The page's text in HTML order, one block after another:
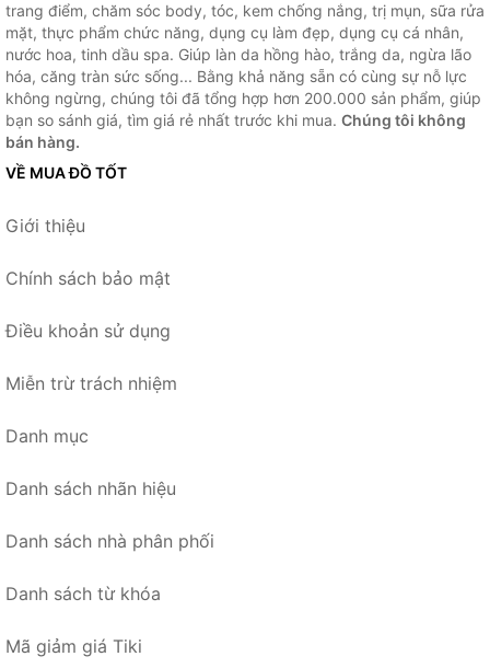
trang điểm, chăm sóc body, tóc, kem chống nắng, trị mụn, sữa rửa
mặt, thực phẩm chức năng, dụng cụ làm đẹp, dụng cụ cá nhân,
nước hoa, tinh dầu spa. Giúp làn da hồng hào, trắng da, ngừa lão
hóa, căng tràn sức sống... Bằng khả năng sẵn có cùng sự nỗ lực
không ngừng, chúng tôi đã tổng hợp hơn 200.000 sản phẩm, giúp
bạn so sánh giá, tìm giá rẻ nhất trước khi mua. Chúng tôi không
bán hàng.
VỀ MUA ĐỒ TỐT
Giới thiệu
Chính sách bảo mật
Điều khoản sử dụng
Miễn trừ trách nhiệm
Danh mục
Danh sách nhãn hiệu
Danh sách nhà phân phối
Danh sách từ khóa
Mã giảm giá Tiki